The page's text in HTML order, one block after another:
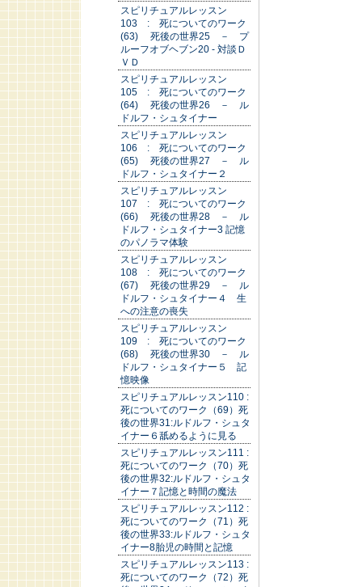
スピリチュアルレッスン
103 : 死についてのワーク
(63) 死後の世界25 － プ
ルーフオブヘブン20 - 対談Ｄ
ＶＤ
スピリチュアルレッスン
105 : 死についてのワーク
(64) 死後の世界26 － ル
ドルフ・シュタイナー
スピリチュアルレッスン
106 : 死についてのワーク
(65) 死後の世界27 － ル
ドルフ・シュタイナー２
スピリチュアルレッスン
107 : 死についてのワーク
(66) 死後の世界28 － ル
ドルフ・シュタイナー3 記憶
のパノラマ体験
スピリチュアルレッスン
108 : 死についてのワーク
(67) 死後の世界29 － ル
ドルフ・シュタイナー４ 生
への注意の喪失
スピリチュアルレッスン
109 : 死についてのワーク
(68) 死後の世界30 － ル
ドルフ・シュタイナー５ 記
憶映像
スピリチュアルレッスン110 :
死についてのワーク（69）死
後の世界31:ルドルフ・シュタ
イナー６舐めるように見る
スピリチュアルレッスン111 :
死についてのワーク（70）死
後の世界32:ルドルフ・シュタ
イナー７記憶と時間の魔法
スピリチュアルレッスン112 :
死についてのワーク（71）死
後の世界33:ルドルフ・シュタ
イナー8胎児の時間と記憶
スピリチュアルレッスン113 :
死についてのワーク（72）死